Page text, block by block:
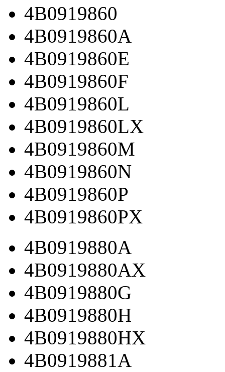
4B0919860
4B0919860A
4B0919860E
4B0919860F
4B0919860L
4B0919860LX
4B0919860M
4B0919860N
4B0919860P
4B0919860PX
4B0919880A
4B0919880AX
4B0919880G
4B0919880H
4B0919880HX
4B0919881A